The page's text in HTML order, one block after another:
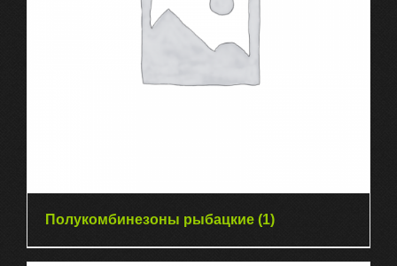
Полукомбинезоны рыбацкие (1)